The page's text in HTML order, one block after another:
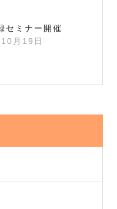
セミナー開催
月19日